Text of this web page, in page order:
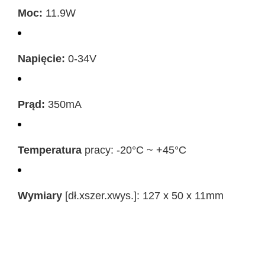
Moc: 11.9W
Napięcie: 0-34V
Prąd: 350mA
Temperatura pracy: -20°C ~ +45°C
Wymiary [dł.xszer.xwys.]: 127 x 50 x 11mm